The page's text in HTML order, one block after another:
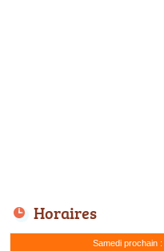
Horaires
Samedi prochain :